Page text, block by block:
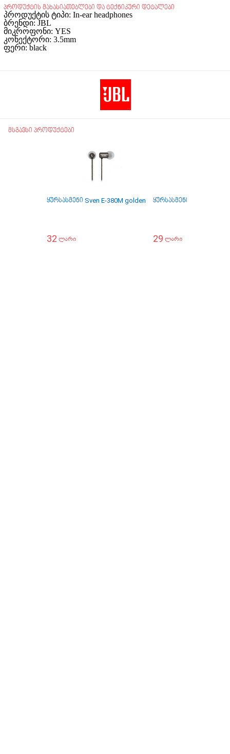
პროდუქტის მახასიათებლები და ტექნიკური დეტალები
პროდუქტის ტიპი: In-ear headphones
ბრენდი: JBL
მიკროფონი: YES
კონექტორი: 3.5mm
ფერი: black
მსგავსი პროდუქტები
ყურსასმენი Sven E-380M golden
32 ლარი
ყურსასმენი JBL TUNE
29 ლარი